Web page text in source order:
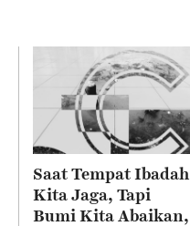
Saat Tempat Ibadah
Kita Jaga, Tapi
Bumi Kita Abaikan,